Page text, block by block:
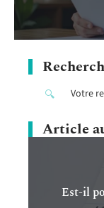
Article
Est-il